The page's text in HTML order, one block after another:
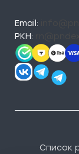
Email:
РКН:
Список